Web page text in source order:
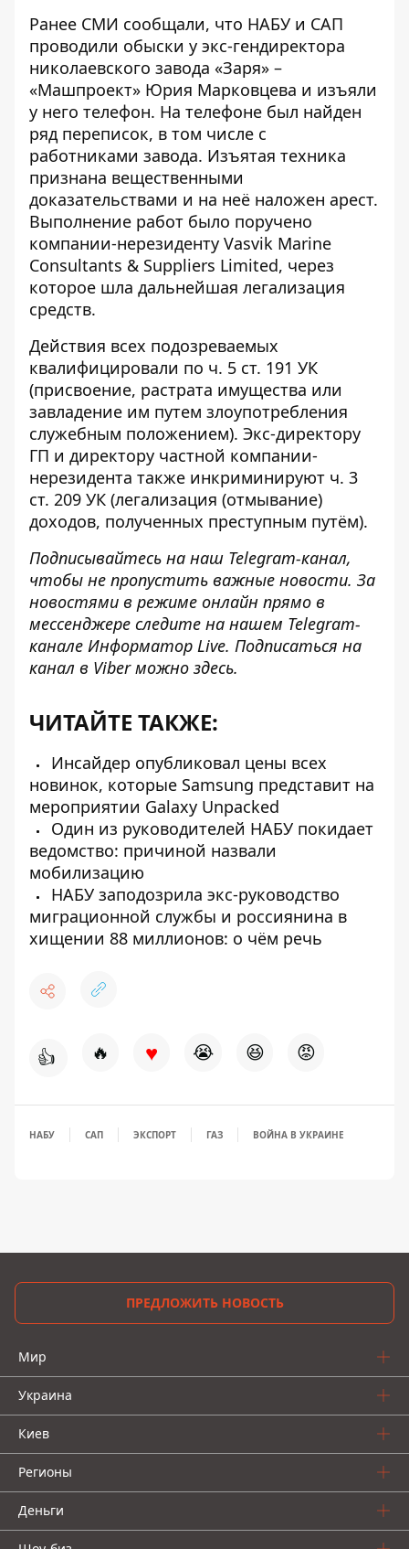
Ранее СМИ сообщали, что НАБУ и САП
проводили обыски у экс-гендиректора
николаевского завода «Заря» –
«Машпроект» Юрия Марковцева и изъяли
у него телефон. На телефоне был найден
ряд переписок, в том числе с
работниками завода. Изъятая техника
признана вещественными
доказательствами и на неё наложен арест.
Выполнение работ было поручено
компании-нерезиденту Vasvik Marine
Consultants & Suppliers Limited, через
которое шла дальнейшая легализация
средств.
Действия всех подозреваемых
квалифицировали по ч. 5 ст. 191 УК
(присвоение, растрата имущества или
завладение им путем злоупотребления
служебным положением). Экс-директору
ГП и директору частной компании-
нерезидента также инкриминируют ч. 3
ст. 209 УК (легализация (отмывание)
доходов, полученных преступным путём).
Подписывайтесь на наш Telegram-канал,
чтобы не пропустить важные новости. За
новостями в режиме онлайн прямо в
мессенджере следите на нашем Telegram-
канале Информатор Live. Подписаться на
канал в Viber можно здесь.
ЧИТАЙТЕ ТАКЖЕ:
Инсайдер опубликовал цены всех
новинок, которые Samsung представит на
мероприятии Galaxy Unpacked
Один из руководителей НАБУ покидает
ведомство: причиной назвали
мобилизацию
НАБУ заподозрила экс-руководство
миграционной службы и россиянина в
хищении 88 миллионов: о чём речь
👍 🔥 ♥ 😭 😆 😡
НАБУ САП ЭКСПОРТ ГАЗ ВОЙНА В УКРАИНЕ
ПРЕДЛОЖИТЬ НОВОСТЬ
Мир
Украина
Киев
Регионы
Деньги